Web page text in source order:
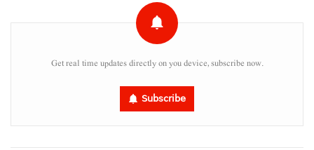
Get real time updates directly on you device, subscribe now.
Subscribe